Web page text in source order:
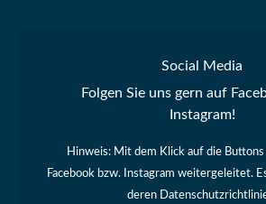
Social Media
Folgen Sie uns gern auf
Instagram!
Hinweis: Mit dem Klick auf die Buttons
Facebook bzw. Instagram weitergeleitet.
deren